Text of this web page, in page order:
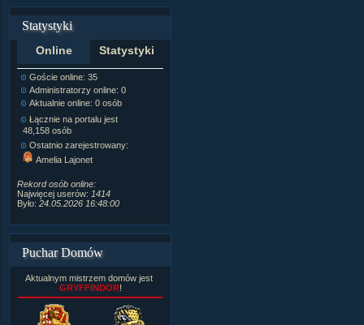
Statystyki
Online Statystyki
Goście online: 35
Administratorzy online: 0
Aktualnie online: 0 osób
Łącznie na portalu jest
48,158 osób
Ostatnio zarejestrowany:
Amelia Lajonet
Rekord osób online:
Najwięcej userów: 1414
Było: 24.05.2026 16:48:00
Puchar Domów
Aktualnym mistrzem domów jest
GRYFFINDOR!